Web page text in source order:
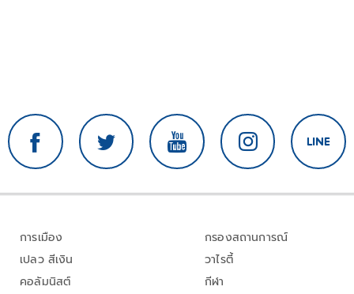
การเมือง
เปลว สีเงิน
คอลัมนิสต์
กรองสถานการณ์
วาไรตี้
กีฬา